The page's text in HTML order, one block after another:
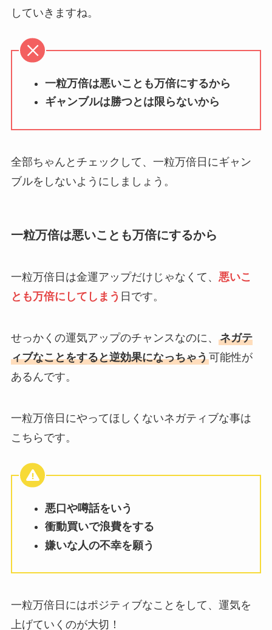
していきますね。
一粒万倍は悪いことも万倍にするから
ギャンブルは勝つとは限らないから
全部ちゃんとチェックして、一粒万倍日にギャン
ブルをしないようにしましょう。
一粒万倍は悪いことも万倍にするから
一粒万倍日は金運アップだけじゃなくて、 悪いこ
とも万倍にしてしまう 日です。
せっかくの運気アップのチャンスなのに、 ネガテ
ィブなことをすると逆効果になっちゃう可能性が
あるんです。
一粒万倍日にやってほしくないネガティブな事は
こちらです。
悪口や噂話をいう
衝動買いで浪費をする
嫌いな人の不幸を願う
一粒万倍日にはポジティブなことをして、運気を
上げていくのが大切！